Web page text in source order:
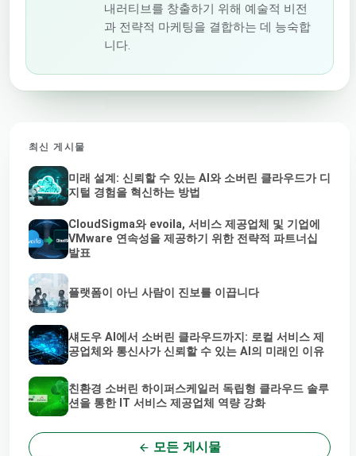
내러티브를 창출하기 위해 예술적 비전
과 전략적 마케팅을 결합하는 데 능숙합
니다.
최신 게시물
미래 설계: 신뢰할 수 있는 AI와 소버린 클라우드가 디
지털 경험을 혁신하는 방법
CloudSigma와 evoila, 서비스 제공업체 및 기업에
VMware 연속성을 제공하기 위한 전략적 파트너십
발표
플랫폼이 아닌 사람이 진보를 이끕니다
섀도우 AI에서 소버린 클라우드까지: 로컬 서비스 제
공업체와 통신사가 신뢰할 수 있는 AI의 미래인 이유
친환경 소버린 하이퍼스케일러 독립형 클라우드 솔루
션을 통한 IT 서비스 제공업체 역량 강화
모든 게시물